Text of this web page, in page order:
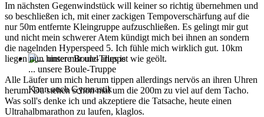
... unsere Boule-Truppe
Kann auch Gymnastik
Im nächsten Gegenwindstück will keiner so richtig übernehmen und
so beschließen ich, mit einer zackigen Tempoverschärfung auf die
nur 50m entfernte Kleingruppe aufzuschließen. Es gelingt mir gut
und nicht mein schwerer Atem kündigt mich bei ihnen an sondern
die nagelnden Hyperspeed 5. Ich fühle mich wirklich gut. 10km
liegen nun hinter mir und alles ist wie geölt.
Alle Läufer um mich herum tippen allerdings nervös an ihren Uhren
herum. Da stehen schon mal um die 200m zu viel auf dem Tacho.
Was soll's denke ich und akzeptiere die Tatsache, heute einen
Ultrahalbmarathon zu laufen, klaglos.